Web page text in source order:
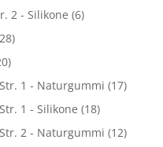
2 - Silikone (6)
1 - Naturgummi (17)
1 - Silikone (18)
2 - Naturgummi (12)